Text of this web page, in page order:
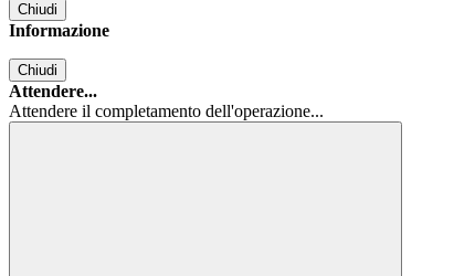
Chiudi
Informazione
Chiudi
Attendere...
Attendere il completamento dell'operazione...